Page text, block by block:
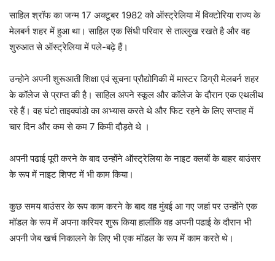
साहिल श्रॉफ का जन्म 17 अक्टूबर 1982 को ऑस्ट्रेलिया में विक्टोरिया राज्य के
मेलबर्न शहर में हुआ था। साहिल एक सिंधी परिवार से ताल्लुख रखते है और वह
शुरुआत से ऑस्ट्रेलिया में पले-बढ़े हैं।
उन्होने अपनी शुरूआती शिक्षा एवं सूचना प्रौद्योगिकी में मास्टर डिग्री मेलबर्न शहर
के कॉलेज से प्राप्त की है। साहिल अपने स्कूल और कॉलेज के दौरान एक एथलीथ
रहे हैं। वह घंटो ताइक्वांडो का अभ्यास करते थे और फिट रहने के लिए सप्ताह में
चार दिन और कम से कम 7 किमी दौड़ते थे ।
अपनी पढाई पूरी करने के बाद उन्होंने ऑस्ट्रेलिया के नाइट क्लबों के बाहर बाउंसर
के रूप में नाइट शिफ्ट में भी काम किया।
कुछ समय बाउंसर के रूप काम करने के बाद वह मुंबई आ गए जहां पर उन्होंने एक
मॉडल के रूप में अपना करियर शुरू किया हालाँकि वह अपनी पढाई के दौरान भी
अपनी जेब खर्च निकालने के लिए भी एक मॉडल के रूप में काम करते थे।